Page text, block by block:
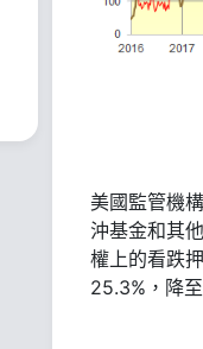
美國監管機
沖基金和其
權上的看跌
25.3%，降